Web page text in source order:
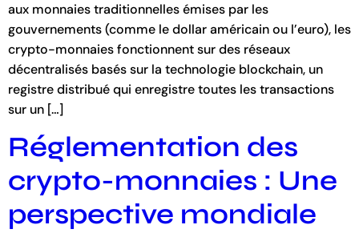
aux monnaies traditionnelles émises par les
gouvernements (comme le dollar américain ou l’euro), les
crypto-monnaies fonctionnent sur des réseaux
décentralisés basés sur la technologie blockchain, un
registre distribué qui enregistre toutes les transactions
sur un […]
Réglementation des
crypto-monnaies : Une
perspective mondiale